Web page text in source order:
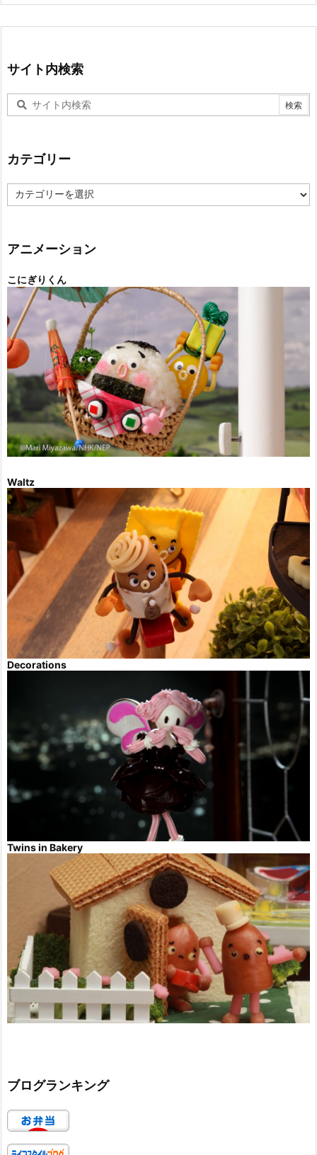
サイト内検索
カテゴリー
テ
ー
アニメーション
こにぎりくん
Waltz
Decorations
Twins in Bakery
ブログランキング